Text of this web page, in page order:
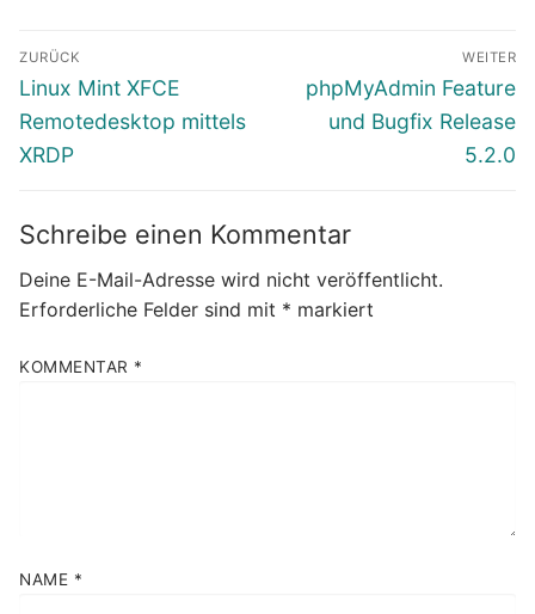
Beitragsnavigation
ZURÜCK
Vorheriger
Beitrag:
Linux Mint XFCE
Remotedesktop mittels
XRDP
WEITER
Nächster
Beitrag:
phpMyAdmin Feature
und Bugfix Release
5.2.0
Schreibe einen Kommentar
Deine E-Mail-Adresse wird nicht veröffentlicht.
Erforderliche Felder sind mit * markiert
KOMMENTAR *
NAME *